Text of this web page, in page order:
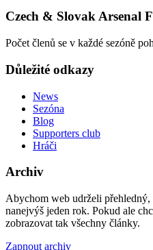
Czech & Slovak Arsenal
Počet členů se v každé sezóně
Důležité odkazy
News
Sezóna
Blog
Supporters club
Hráči
Archiv
Abychom web udrželi přehledný,
nanejvýš jeden rok. Pokud ale
zobrazovat tak všechny články.
Zapnout archiv